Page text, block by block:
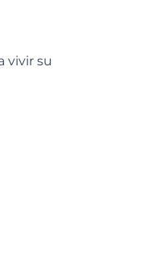
vivir su